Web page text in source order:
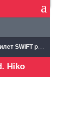
SWIFT pfd old. Hiko
Hiko